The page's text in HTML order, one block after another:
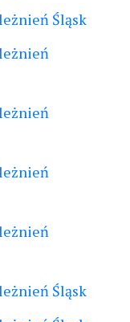
Śląsk
Śląsk